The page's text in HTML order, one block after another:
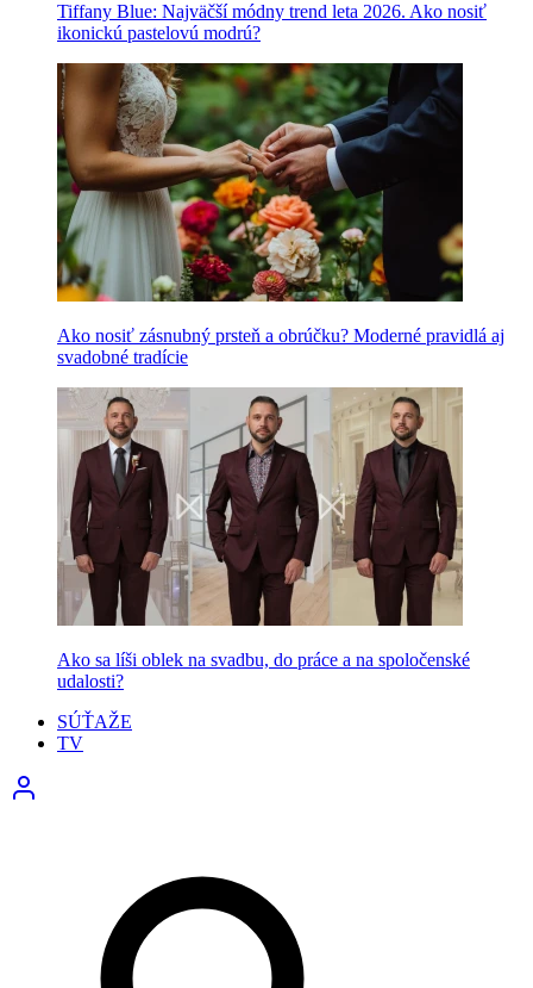
Tiffany Blue: Najväčší módny trend leta 2026. Ako nosiť
ikonickú pastelovú modrú?
Ako nosiť zásnubný prsteň a obrúčku? Moderné pravidlá aj
svadobné tradície
Ako sa líši oblek na svadbu, do práce a na spoločenské
udalosti?
SÚŤAŽE
TV